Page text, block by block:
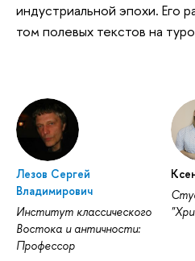
индустриальной эпохи. Его
том полевых текстов на
Лезов Сергей
Владимирович
Институт классического
Востока и античности:
Профессор